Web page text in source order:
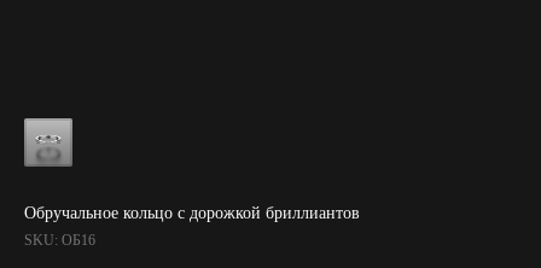
Обручальное кольцо с дорожкой бриллиантов
SKU: ОБ16